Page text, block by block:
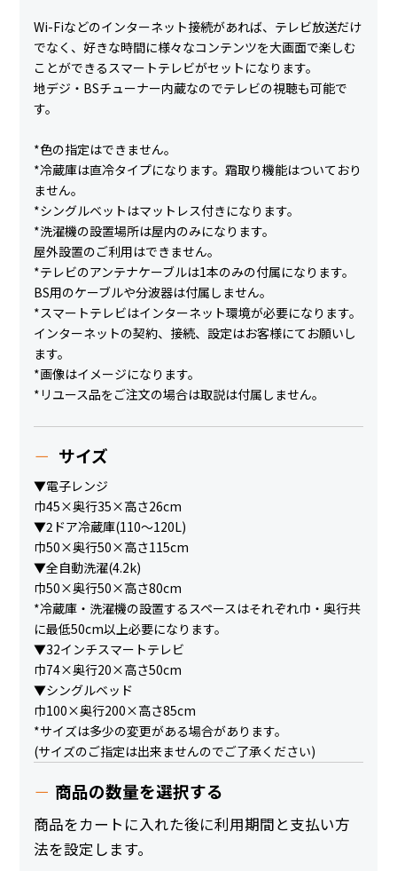
Wi-Fiなどのインターネット接続があれば、テレビ放送だけ
でなく、好きな時間に様々なコンテンツを大画面で楽しむ
ことができるスマートテレビがセットになります。
地デジ・BSチューナー内蔵なのでテレビの視聴も可能で
す。
*色の指定はできません。
*冷蔵庫は直冷タイプになります。霜取り機能はついており
ません。
*シングルベットはマットレス付きになります。
*洗濯機の設置場所は屋内のみになります。
屋外設置のご利用はできません。
*テレビのアンテナケーブルは1本のみの付属になります。
BS用のケーブルや分波器は付属しません。
*スマートテレビはインターネット環境が必要になります。
インターネットの契約、接続、設定はお客様にてお願いし
ます。
*画像はイメージになります。
*リユース品をご注文の場合は取説は付属しません。
サイズ
▼電子レンジ
巾45×奥行35×高さ26cm
▼2ドア冷蔵庫(110～120L)
巾50×奥行50×高さ115cm
▼全自動洗濯(4.2k)
巾50×奥行50×高さ80cm
*冷蔵庫・洗濯機の設置するスペースはそれぞれ巾・奥行共
に最低50cm以上必要になります。
▼32インチスマートテレビ
巾74×奥行20×高さ50cm
▼シングルベッド
巾100×奥行200×高さ85cm
*サイズは多少の変更がある場合があります。
(サイズのご指定は出来ませんのでご了承ください)
商品の数量を選択する
商品をカートに入れた後に利用期間と支払い方
法を設定します。